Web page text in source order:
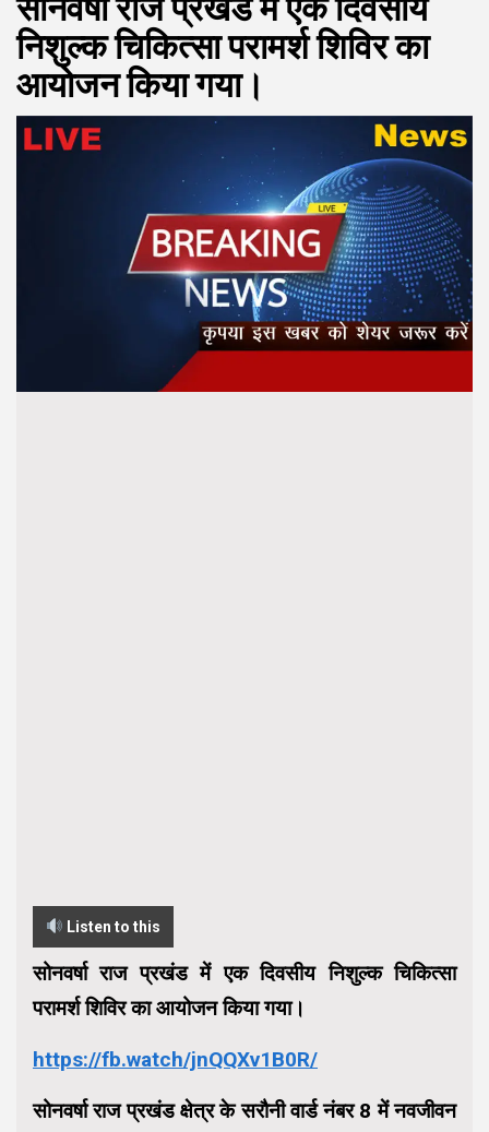
सोनवर्षा राज प्रखंड में एक दिवसीय
निशुल्क चिकित्सा परामर्श शिविर का
आयोजन किया गया।
Listen to this
सोनवर्षा राज प्रखंड में एक दिवसीय निशुल्क चिकित्सा
परामर्श शिविर का आयोजन किया गया।
https://fb.watch/jnQQXv1B0R/
सोनवर्षा राज प्रखंड क्षेत्र के सरौनी वार्ड नंबर 8 में नवजीवन